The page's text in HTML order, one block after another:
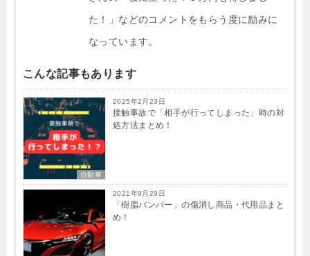
た！」などのコメントをもらう度に励みに
なっています。
こんな記事もあります
自動車
2025年2月23日
接触事故で「相手が行ってしまった」時の対
処方法まとめ！
2021年9月29日
「樹脂バンパー」の傷消し商品・代用品まと
め！